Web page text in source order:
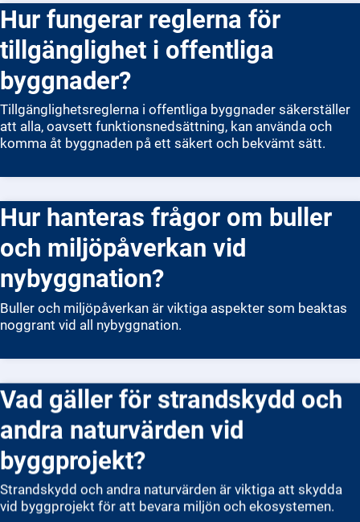
Hur fungerar reglerna för
tillgänglighet i offentliga
byggnader?
Tillgänglighetsreglerna i offentliga byggnader säkerställer
att alla, oavsett funktionsnedsättning, kan använda och
komma åt byggnaden på ett säkert och bekvämt sätt.
Hur hanteras frågor om buller
och miljöpåverkan vid
nybyggnation?
Buller och miljöpåverkan är viktiga aspekter som beaktas
noggrant vid all nybyggnation.
Vad gäller för strandskydd och
andra naturvärden vid
byggprojekt?
Strandskydd och andra naturvärden är viktiga att skydda
vid byggprojekt för att bevara miljön och ekosystemen.